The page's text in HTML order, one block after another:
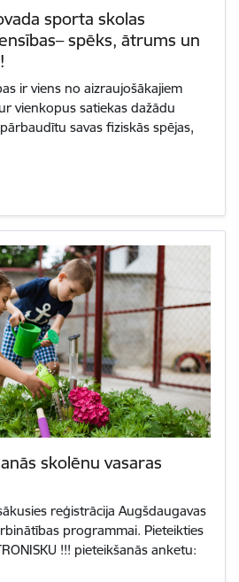
sporta skolas
spēks, ātrums un
ir viens no aizraujošākajiem
vienkopus satiekas dažādu
savas fiziskās spējas,
skolēnu vasaras
reģistrācija Augšdaugavas
programmai. Pieteikties
!!! pieteikšanās anketu: